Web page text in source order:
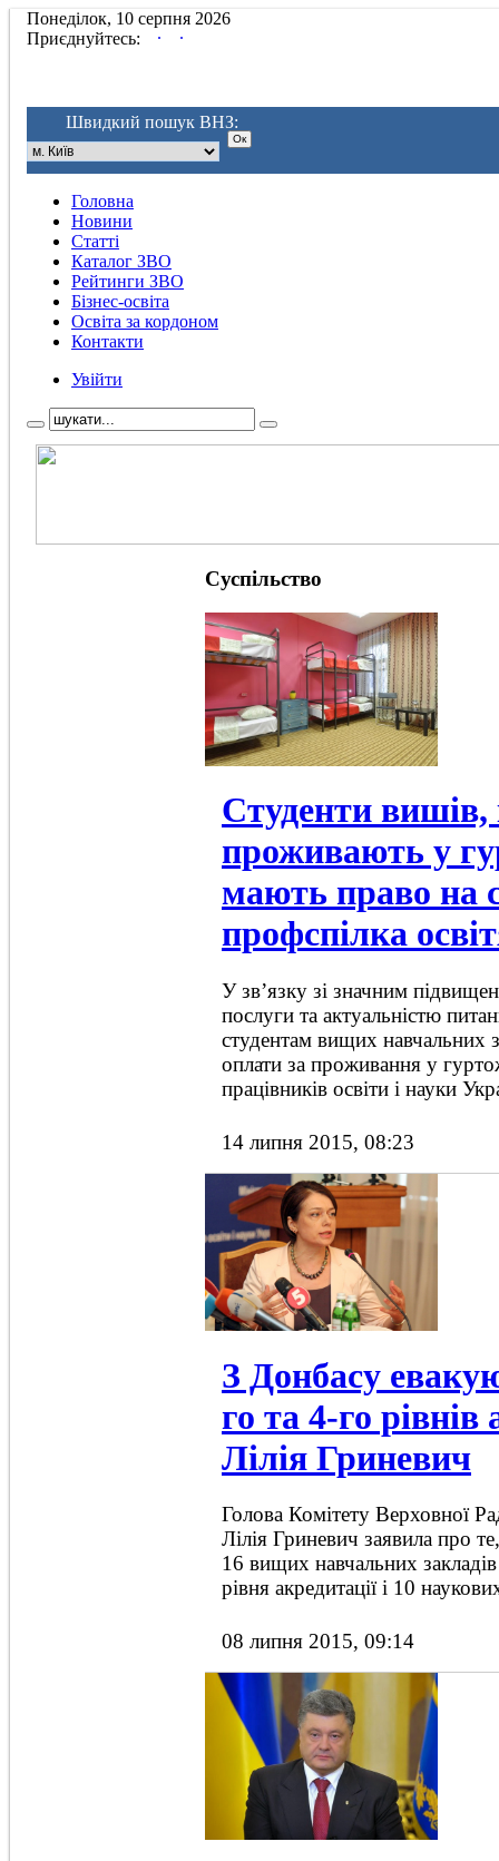
Понеділок, 10 серпня 2026
Приєднуйтесь:
. .
Швидкий пошук ВНЗ:
Головна
Новини
Статті
Каталог ЗВО
Рейтинги ЗВО
Бізнес-освіта
Освіта за кордоном
Контакти
Увійти
Суспільство
Студенти вишів,
проживають у
мають право на
профспілка
У зв’язку зі значним
послуги та актуальністю
студентам вищих навчальних
оплати за проживання у
працівників освіти і науки
14 липня 2015, 08:23
З Донбасу
го та 4-го рівнів
Лілія Гриневич
Голова Комітету Верховної
Лілія Гриневич заявила про
16 вищих навчальних
рівня акредитації і 10
08 липня 2015, 09:14